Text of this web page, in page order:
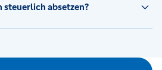
steuerlich absetzen?